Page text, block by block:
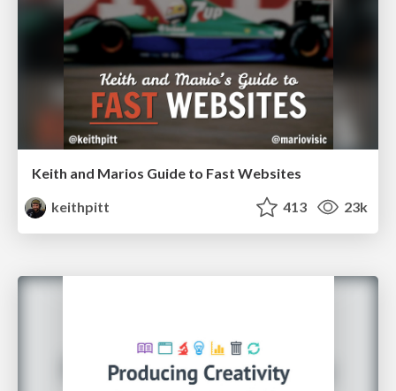
Keith and Marios Guide to Fast Websites
keithpitt
413 23k